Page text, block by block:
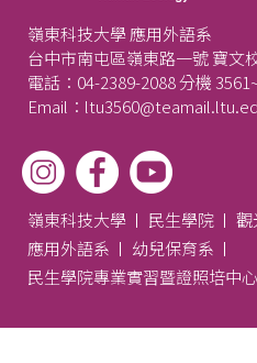
嶺東科技大學 應用外語系
台中市南屯區嶺東路一號 寶文
電話：04-2389-2088 分機
Email：
嶺東科技大學 民生學院
觀
應用外語系
幼兒保育系
民生學院專業實習暨證照培中心